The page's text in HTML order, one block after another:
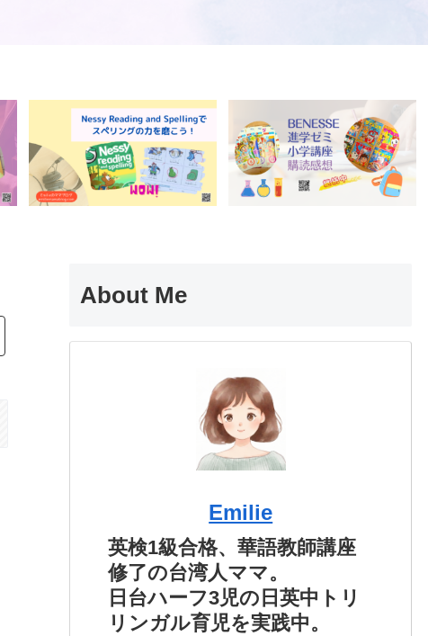
About Me
Emilie
英検1級合格、華語教師講座
修了の台湾人ママ。
日台ハーフ3児の日英中トリ
リンガル育児を実践中。